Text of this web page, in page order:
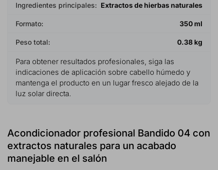
Ingredientes principales: Extractos de hierbas naturales
Formato: 350 ml
Peso total: 0.38 kg
Para obtener resultados profesionales, siga las
indicaciones de aplicación sobre cabello húmedo y
mantenga el producto en un lugar fresco alejado de la
luz solar directa.
Acondicionador profesional Bandido 04 con
extractos naturales para un acabado
manejable en el salón